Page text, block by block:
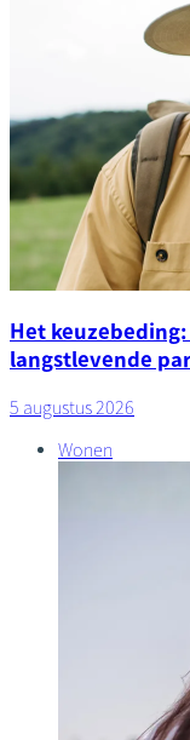
Het
langstlevende
5 augustus 2026
Wonen